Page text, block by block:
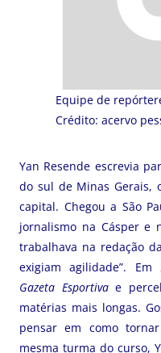
Equipe de
Crédito: acervo
Yan Resende escrevia
do sul de Minas Gerais,
capital. Chegou a São
jornalismo na Cásper e
trabalhava na redação
exigiam agilidade”.
Gazeta Esportivae
matérias mais longas.
pensar em como
mesma turma do curso,